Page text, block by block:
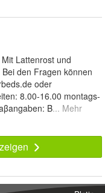
Lattenrost und
den Fragen können
oder
8.00-16.00 montags-
B... Mehr